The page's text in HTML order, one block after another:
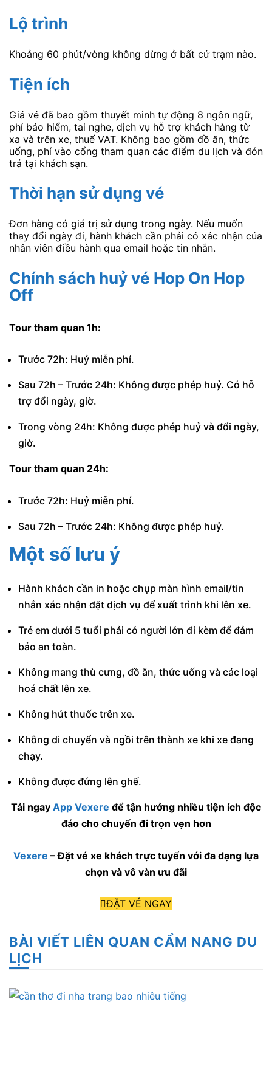
Lộ trình
Khoảng 60 phút/vòng không dừng ở bất cứ trạm nào.
Tiện ích
Giá vé đã bao gồm thuyết minh tự động 8 ngôn ngữ,
phí bảo hiểm, tai nghe, dịch vụ hỗ trợ khách hàng từ
xa và trên xe, thuế VAT. Không bao gồm đồ ăn, thức
uống, phí vào cổng tham quan các điểm du lịch và đón
trả tại khách sạn.
Thời hạn sử dụng vé
Đơn hàng có giá trị sử dụng trong ngày. Nếu muốn
thay đổi ngày đi, hành khách cần phải có xác nhận của
nhân viên điều hành qua email hoặc tin nhắn.
Chính sách huỷ vé Hop On Hop
Off
Tour tham quan 1h:
Trước 72h: Huỷ miễn phí.
Sau 72h – Trước 24h: Không được phép huỷ. Có hỗ
trợ đổi ngày, giờ.
Trong vòng 24h: Không được phép huỷ và đổi ngày,
giờ.
Tour tham quan 24h:
Trước 72h: Huỷ miễn phí.
Sau 72h – Trước 24h: Không được phép huỷ.
Một số lưu ý
Hành khách cần in hoặc chụp màn hình email/tin
nhắn xác nhận đặt dịch vụ để xuất trình khi lên xe.
Trẻ em dưới 5 tuổi phải có người lớn đi kèm để đảm
bảo an toàn.
Không mang thù cưng, đồ ăn, thức uống và các loại
hoá chất lên xe.
Không hút thuốc trên xe.
Không di chuyển và ngồi trên thành xe khi xe đang
chạy.
Không được đứng lên ghế.
Tải ngay App Vexere để tận hưởng nhiều tiện ích độc
đáo cho chuyến đi trọn vẹn hơn
Vexere – Đặt vé xe khách trực tuyến với đa dạng lựa
chọn và vô vàn ưu đãi
ĐẶT VÉ NGAY
BÀI VIẾT LIÊN QUAN CẨM NANG DU
LỊCH